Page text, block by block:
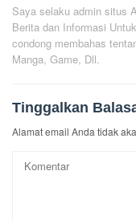
Saya selaku admin situs
Berita dan Informasi
condong membahas
Manga, Game, Dll.
Tinggalkan
Alamat email Anda tidak